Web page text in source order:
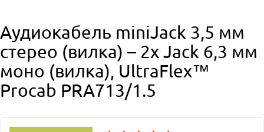
Аудиокабель miniJack 3,5 мм
стерео (вилка) – 2х Jack 6,3 мм
моно (вилка), UltraFlex™
Procab PRA713/1.5